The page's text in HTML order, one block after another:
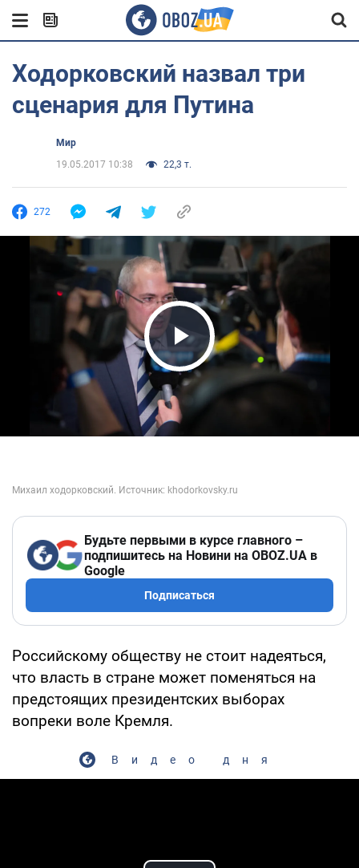
Ходорковский назвал три
сценария для Путина
Мир
19.05.2017 10:38
22,3 т.
272
Play Video
Будьте первыми в курсе главного –
подпишитесь на Новини на OBOZ.UA в
Google
Подписаться
Российскому обществу не стоит надеяться,
что власть в стране может поменяться на
предстоящих президентских выборах
вопреки воле Кремля.
Видео дня